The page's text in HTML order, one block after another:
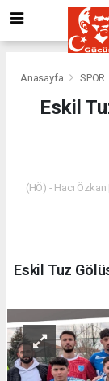
Anasayfa SPOR
Eskil
(HÖ) - Hacı
Eskil Tuz